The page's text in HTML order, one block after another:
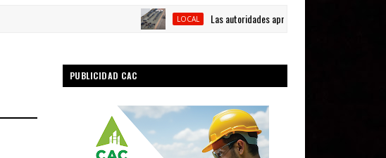
LOCAL Las autoridades apresan tres personas y ocupan
PUBLICIDAD CAC